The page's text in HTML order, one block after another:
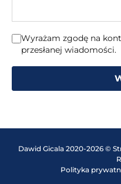
Wyrażam zgodę na
przesłanej wiadomości.
Dawid Gicala 2020-2026 ©
Polityka